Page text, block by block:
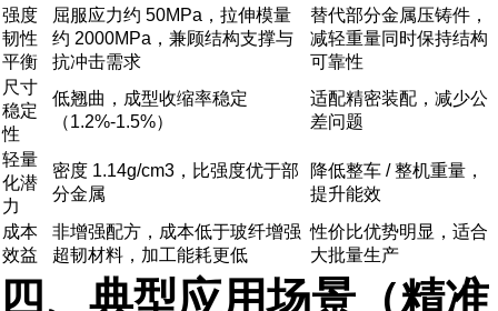
强度
韧性
平衡
屈服应力约 50MPa，拉伸模量
约 2000MPa，兼顾结构支撑与
抗冲击需求
替代部分金属压铸件，
减轻重量同时保持结构
可靠性
尺寸
稳定
性
低翘曲，成型收缩率稳定
（1.2%-1.5%）
适配精密装配，减少公
差问题
轻量
化潜
力
密度 1.14g/cm3，比强度优于部
分金属
降低整车 / 整机重量，
提升能效
成本
效益
非增强配方，成本低于玻纤增强
超韧材料，加工能耗更低
性价比优势明显，适合
大批量生产
四、典型应用场景（精准